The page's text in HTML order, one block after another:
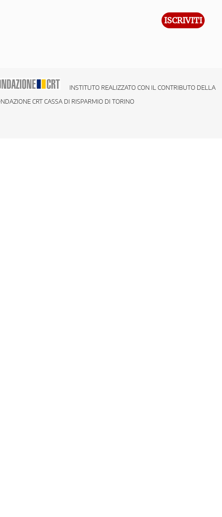
INSTITUTO REALIZZATO CON IL CONTRIBUTO DELLA
CRT CASSA DI RISPARMIO DI TORINO